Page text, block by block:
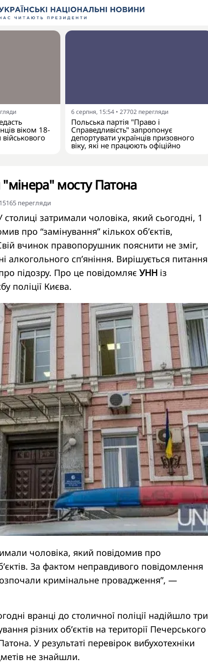
віком 18-
6 серпня, 15:54 • 27702 перегляди
Польська партія "Право і
Справедливість" запропонує
депортувати українців призовного
віку, які не працюють офіційно
мосту Патона
15165 перегляди
столиці затримали чоловіка, який сьогодні, 1
про “замінування” кількох об’єктів,
вчинок правопорушник пояснити не зміг,
алкогольного сп’яніння. Вирішується питання
підозру. Про це повідомляє УНН із
поліції Києва.
чоловіка, який повідомив про
За фактом неправдивого повідомлення
кримінальне провадження”, —
вранці до столичної поліції надійшло три
різних об’єктів на території Печерського
У результаті перевірок вибухотехніки
не знайшли.